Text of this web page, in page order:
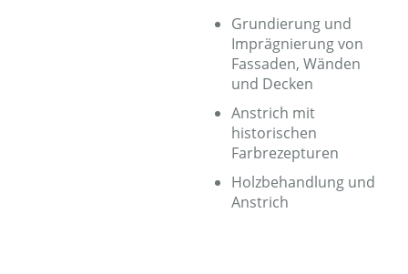
Grundierung und
Imprägnierung von
Fassaden, Wänden
und Decken
Anstrich mit
historischen
Farbrezepturen
Holzbehandlung und
Anstrich